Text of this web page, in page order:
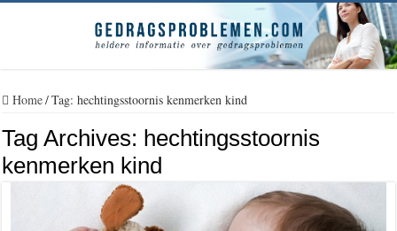
Home/Tag:hechtingsstoornis kenmerken kind
Tag Archives: hechtingsstoornis
kenmerken kind